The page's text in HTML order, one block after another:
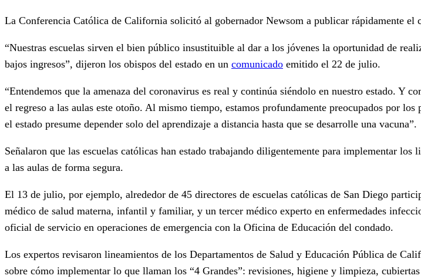
La Conferencia Católica de California solicitó al gobernador Newsom a publicar rápidamente
“Nuestras escuelas sirven el bien público insustituible al dar a los jóvenes la oportunidad de
bajos ingresos”, dijeron los obispos del estado en un comunicado emitido el 22 de julio.
“Entendemos que la amenaza del coronavirus es real y continúa siéndolo en nuestro estado. Y
el regreso a las aulas este otoño. Al mismo tiempo, estamos profundamente preocupados por
el estado presume depender solo del aprendizaje a distancia hasta que se desarrolle una vacuna”.
Señalaron que las escuelas católicas han estado trabajando diligentemente para implementar
a las aulas de forma segura.
El 13 de julio, por ejemplo, alrededor de 45 directores de escuelas católicas de San Diego
médico de salud materna, infantil y familiar, y un tercer médico experto en enfermedades
oficial de servicio en operaciones de emergencia con la Oficina de Educación del condado.
Los expertos revisaron lineamientos de los Departamentos de Salud y Educación Pública de
sobre cómo implementar lo que llaman los “4 Grandes”: revisiones, higiene y limpieza,